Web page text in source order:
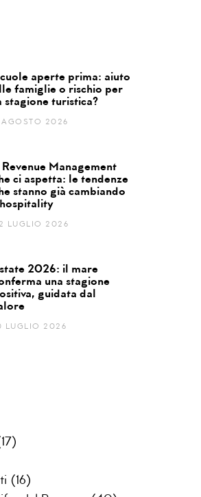
aperte prima: aiuto
famiglie o rischio per
stagione turistica?
AGOSTO 2026
Revenue Management
ci aspetta: le tendenze
stanno già cambiando
LUGLIO 2026
2026: il mare
una stagione
guidata dal
LUGLIO 2026
(16)